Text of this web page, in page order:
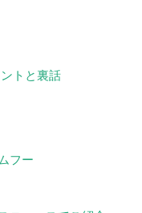
トと裏話
フー